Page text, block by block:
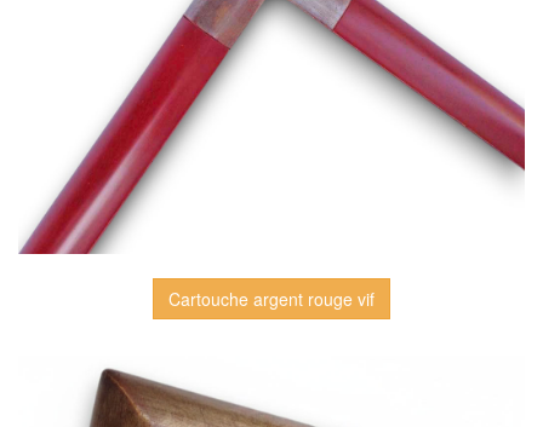
Cartouche argent rouge vif